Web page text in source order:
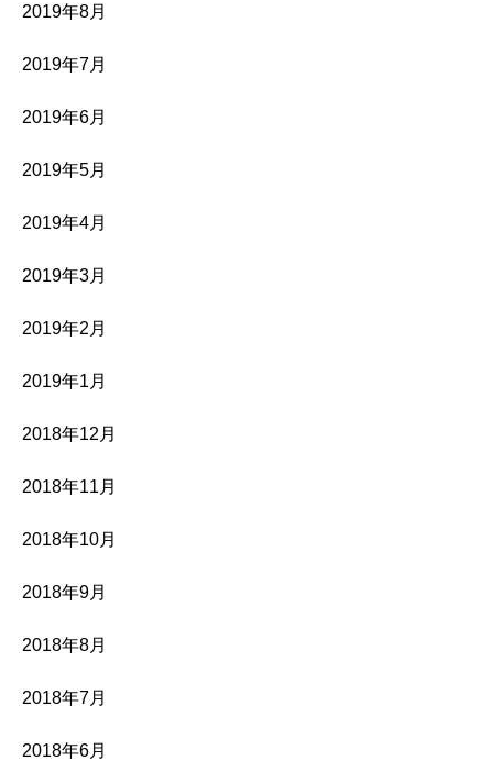
2019年8月
2019年7月
2019年6月
2019年5月
2019年4月
2019年3月
2019年2月
2019年1月
2018年12月
2018年11月
2018年10月
2018年9月
2018年8月
2018年7月
2018年6月